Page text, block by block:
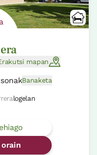
mapan
Banaketa
logelan